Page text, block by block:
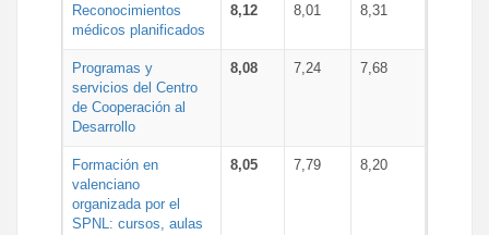
Reconocimientos
médicos planificados
8,12 8,01 8,31
Programas y
servicios del Centro
de Cooperación al
Desarrollo
8,08 7,24 7,68
Formación en
valenciano
organizada por el
SPNL: cursos, aulas
8,05 7,79 8,20